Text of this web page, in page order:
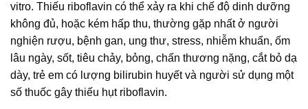
vitro. Thiếu riboflavin có thể xảy ra khi chế độ dinh dưỡng
không đủ, hoặc kém hấp thu, thường gặp nhất ở người
nghiện rượu, bệnh gan, ung thư, stress, nhiễm khuẩn, ốm
lâu ngày, sốt, tiêu chảy, bỏng, chấn thương nặng, cắt bỏ dạ
dày, trẻ em có lượng bilirubin huyết và người sử dụng một
số thuốc gây thiếu hụt riboflavin.